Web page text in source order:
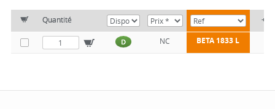
Quantité +
D NC BETA 1833 L